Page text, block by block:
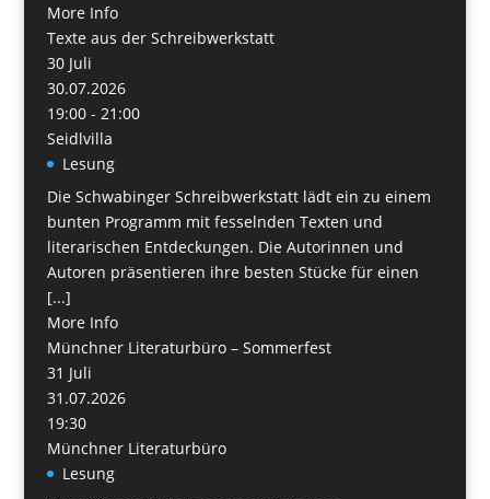
More Info
Texte aus der Schreibwerkstatt
30 Juli
30.07.2026
19:00 - 21:00
Seidlvilla
Lesung
Die Schwabinger Schreibwerkstatt lädt ein zu einem
bunten Programm mit fesselnden Texten und
literarischen Entdeckungen. Die Autorinnen und
Autoren präsentieren ihre besten Stücke für einen
[...]
More Info
Münchner Literaturbüro – Sommerfest
31 Juli
31.07.2026
19:30
Münchner Literaturbüro
Lesung